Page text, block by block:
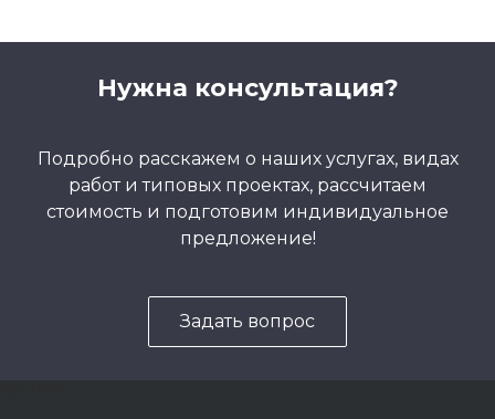
Нужна консультация?
Подробно расскажем о наших услугах, видах
работ и типовых проектах, рассчитаем
стоимость и подготовим индивидуальное
предложение!
Задать вопрос